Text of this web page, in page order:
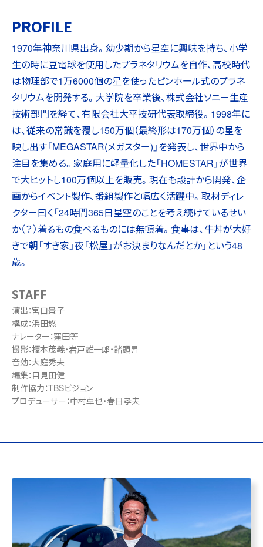
PROFILE
1970年神奈川県出身。幼少期から星空に興味を持ち、小学
生の時に豆電球を使用したプラネタリウムを自作、高校時代
は物理部で1万6000個の星を使ったピンホール式のプラネ
タリウムを開発する。大学院を卒業後、株式会社ソニー生産
技術部門を経て、有限会社大平技研代表取締役。1998年に
は、従来の常識を覆し150万個（最終形は170万個）の星を
映し出す「MEGASTAR(メガスター)」を発表し、世界中から
注目を集める。家庭用に軽量化した「HOMESTAR」が世界
で大ヒットし100万個以上を販売。現在も設計から開発、企
画からイベント製作、番組製作と幅広く活躍中。取材ディレ
クター曰く「24時間365日星空のことを考え続けているせい
か（？）着るもの食べるものには無頓着。食事は、牛丼が大好
きで朝「すき家」夜「松屋」がお決まりなんだとか」という48
歳。
STAFF
演出：宮口景子
構成：浜田悠
ナレーター：窪田等
撮影：榎本茂義・岩戸雄一郎・諸頭昇
音効：大庭秀夫
編集：目見田健
制作協力：TBSビジョン
プロデューサー：中村卓也・春日孝夫